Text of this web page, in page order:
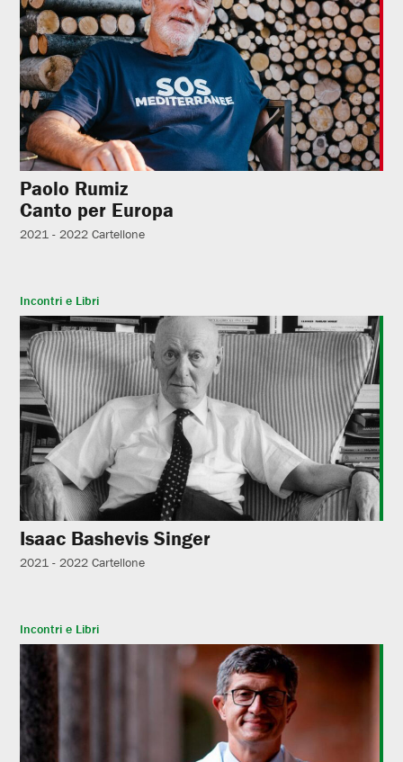
Paolo Rumiz
Canto per Europa
2021 - 2022 Cartellone
Incontri e Libri
Isaac Bashevis Singer
2021 - 2022 Cartellone
Incontri e Libri